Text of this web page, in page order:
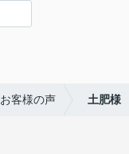
お客様の声 土肥様